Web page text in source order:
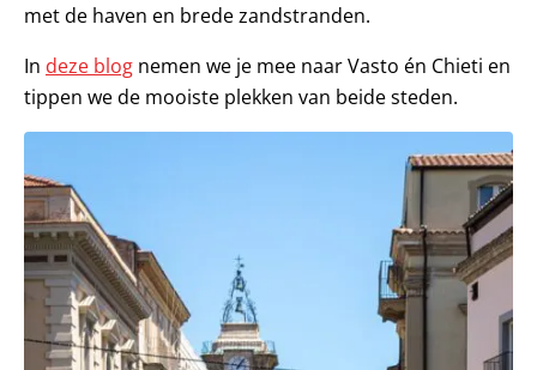
met de haven en brede zandstranden.
In deze blog nemen we je mee naar Vasto én Chieti en
tippen we de mooiste plekken van beide steden.